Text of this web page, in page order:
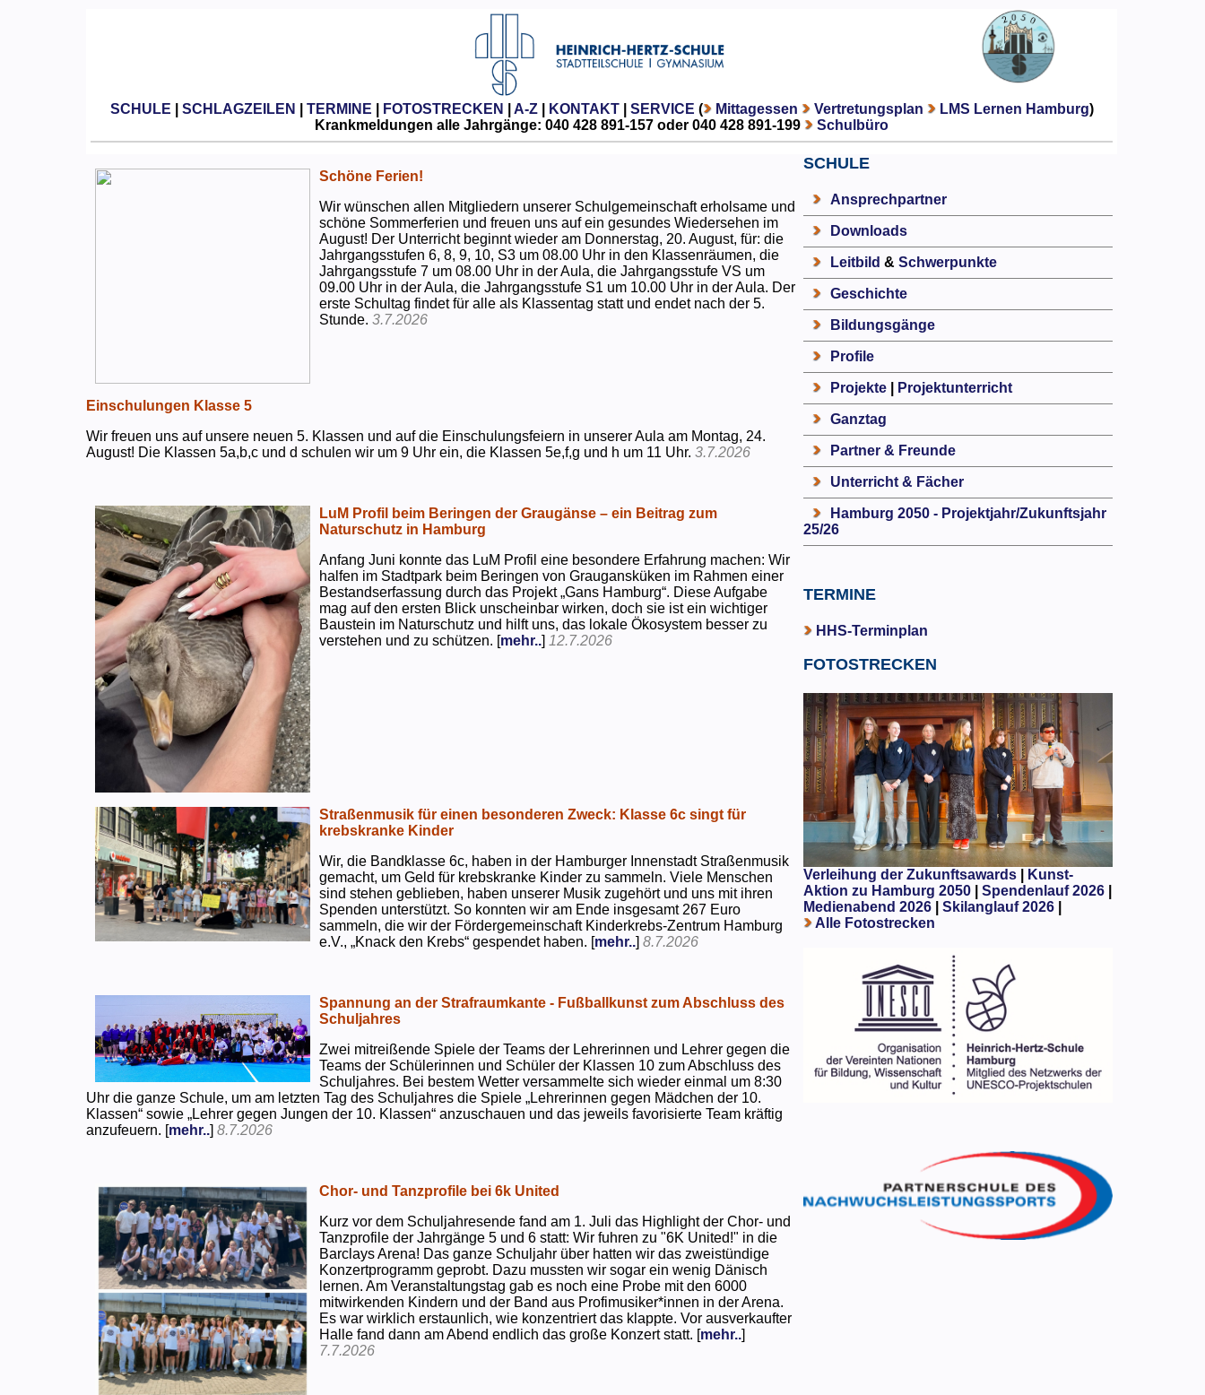
SCHULE SCHLAGZEILEN TERMINE FOTOSTRECKEN A-Z| KONTAKT| SERVICE ( Mittagessen Vertretungsplan LMS Lernen Hamburg)
Krankmeldungen alle Jahrgänge: 040 428 891-157 oder 040 428 891-199
Schulbüro
Schöne Ferien!
Wir wünschen allen Mitgliedern unserer Schulgemeinschaft erholsame und
schöne Sommerferien und freuen uns auf ein gesundes Wiedersehen im
August! Der Unterricht beginnt wieder am Donnerstag, 20. August, für: die
Jahrgangsstufen 6, 8, 9, 10, S3 um 08.00 Uhr in den Klassenräumen, die
Jahrgangsstufe 7 um 08.00 Uhr in der Aula, die Jahrgangsstufe VS um
09.00 Uhr in der Aula, die Jahrgangsstufe S1 um 10.00 Uhr in der Aula. Der
erste Schultag findet für alle als Klassentag statt und endet nach der 5.
Stunde.3.7.2026
Einschulungen Klasse 5
Wir freuen uns auf unsere neuen 5. Klassen und auf die Einschulungsfeiern in unserer Aula am Montag, 24.
August! Die Klassen 5a,b,c und d schulen wir um 9 Uhr ein, die Klassen 5e,f,g und h um 11 Uhr.3.7.2026
LuM Profil beim Beringen der Graugänse – ein Beitrag zum
Naturschutz in Hamburg
Anfang Juni konnte das LuM Profil eine besondere Erfahrung machen: Wir
halfen im Stadtpark beim Beringen von Graugansküken im Rahmen einer
Bestandserfassung durch das Projekt „Gans Hamburg“. Diese Aufgabe
mag auf den ersten Blick unscheinbar wirken, doch sie ist ein wichtiger
Baustein im Naturschutz und hilft uns, das lokale Ökosystem besser zu
verstehen und zu schützen. [mehr..] 12.7.2026
Straßenmusik für einen besonderen Zweck: Klasse 6c singt für
krebskranke Kinder
Wir, die Bandklasse 6c, haben in der Hamburger Innenstadt Straßenmusik
gemacht, um Geld für krebskranke Kinder zu sammeln. Viele Menschen
sind stehen geblieben, haben unserer Musik zugehört und uns mit ihren
Spenden unterstützt. So konnten wir am Ende insgesamt 267 Euro
sammeln, die wir der Fördergemeinschaft Kinderkrebs-Zentrum Hamburg
e.V., „Knack den Krebs“ gespendet haben. [mehr..]8.7.2026
Spannung an der Strafraumkante - Fußballkunst zum Abschluss des
Schuljahres
Zwei mitreißende Spiele der Teams der Lehrerinnen und Lehrer gegen die
Teams der Schülerinnen und Schüler der Klassen 10 zum Abschluss des
Schuljahres. Bei bestem Wetter versammelte sich wieder einmal um 8:30
Uhr die ganze Schule, um am letzten Tag des Schuljahres die Spiele „Lehrerinnen gegen Mädchen der 10.
Klassen“ sowie „Lehrer gegen Jungen der 10. Klassen“ anzuschauen und das jeweils favorisierte Team kräftig
anzufeuern. [mehr..]8.7.2026
Chor- und Tanzprofile bei 6k United
Kurz vor dem Schuljahresende fand am 1. Juli das Highlight der Chor- und
Tanzprofile der Jahrgänge 5 und 6 statt: Wir fuhren zu "6K United!" in die
Barclays Arena! Das ganze Schuljahr über hatten wir das zweistündige
Konzertprogramm geprobt. Dazu mussten wir sogar ein wenig Dänisch
lernen. Am Veranstaltungstag gab es noch eine Probe mit den 6000
mitwirkenden Kindern und der Band aus Profimusiker*innen in der Arena.
Es war wirklich erstaunlich, wie konzentriert das klappte. Vor ausverkaufter
Halle fand dann am Abend endlich das große Konzert statt. [mehr..]
7.7.2026
SCHULE
Ansprechpartner
Downloads
Leitbild & Schwerpunkte
Geschichte
Bildungsgänge
Profile
Projekte| Projektunterricht
Ganztag
Partner & Freunde
Unterricht & Fächer
Hamburg 2050 - Projektjahr/Zukunftsjahr
25/26
TERMINE
HHS-Terminplan
FOTOSTRECKEN
Verleihung der Zukunftsawards|
Kunst-
Aktion zu Hamburg 2050
Spendenlauf 2026|
Medienabend 2026| Skilanglauf 2026|
Alle Fotostrecken